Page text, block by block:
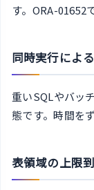
す。ORA-01652
同時実行によ
重いSQLやバッ
態です。時間を
表領域の上限